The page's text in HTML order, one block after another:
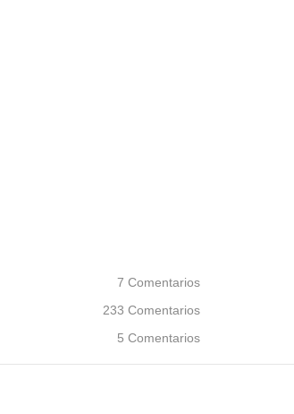
7 Comentarios
233 Comentarios
5 Comentarios